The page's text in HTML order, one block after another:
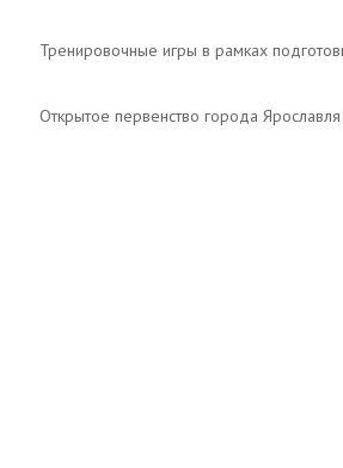
Тренировочные игры в рамках
Открытое первенство города